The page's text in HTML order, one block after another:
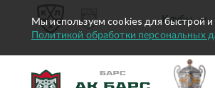
Клубы
Мы используем cookies для быстрой и
Политикой обработки персональных